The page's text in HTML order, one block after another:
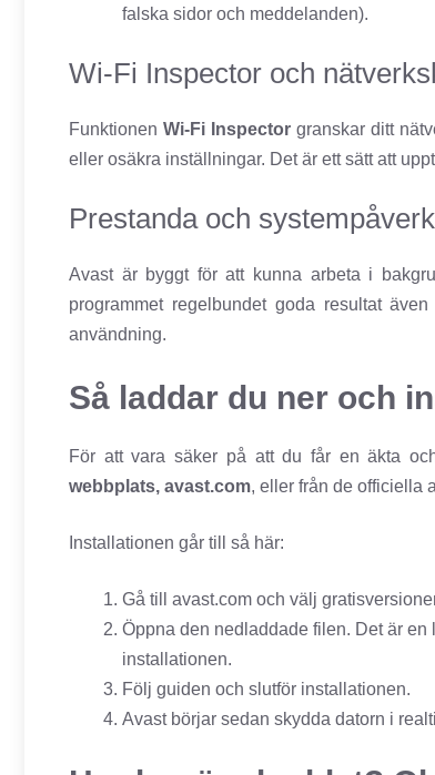
falska sidor och meddelanden).
Wi-Fi Inspector och
FunktionenWi-Fi Inspector granskar ditt
eller osäkra inställningar. Det är ett sätt att
Prestanda och
Avast är byggt för att kunna arbeta i
programmet regelbundet goda resultat
användning.
Så laddar du ner och
För att vara säker på att du får en äkta
webbplats, avast.com, eller från de officiella
Installationen går till så här:
Gå till avast.com och välj
Öppna den nedladdade filen. Det är en
installationen.
Följ guiden och slutför installationen.
Avast börjar sedan skydda datorn i